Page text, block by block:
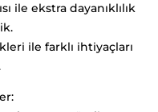
ile ekstra dayanıklılık
ile farklı ihtiyaçları